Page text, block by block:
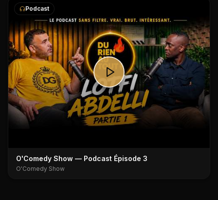
Podcast
O'Comedy Show — Podcast Épisode 3
O'Comedy Show